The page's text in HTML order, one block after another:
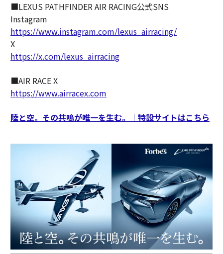
■LEXUS PATHFINDER AIR RACING公式SNS
Instagram
https://www.instagram.com/lexus_airracing/
X
https://x.com/lexus_airracing
■AIR RACE X
https://www.airracex.com
陸と空。その共鳴が唯一を生む。｜特設サイトはこちら